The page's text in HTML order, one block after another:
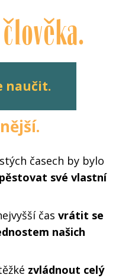
naučit.
časech by bylo
své vlastní
časvrátit se
našich
zvládnout celý